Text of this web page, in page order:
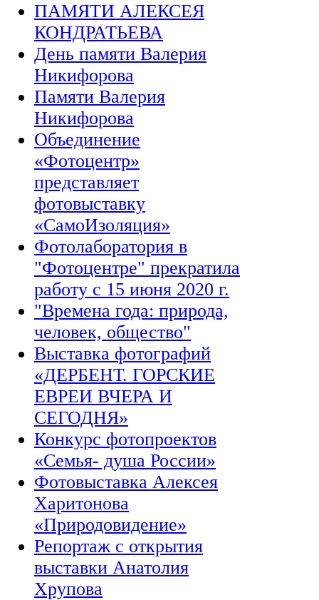
ПАМЯТИ АЛЕКСЕЯ
КОНДРАТЬЕВА
День памяти Валерия
Никифорова
Памяти Валерия
Никифорова
Объединение
«Фотоцентр»
представляет
фотовыставку
«СамоИзоляция»
Фотолаборатория в
"Фотоцентре" прекратила
работу с 15 июня 2020 г.
"Времена года: природа,
человек, общество"
Выставка фотографий
«ДЕРБЕНТ. ГОРСКИЕ
ЕВРЕИ ВЧЕРА И
СЕГОДНЯ»
Конкурс фотопроектов
«Семья- душа России»
Фотовыставка Алексея
Харитонова
«Природовидение»
Репортаж с открытия
выставки Анатолия
Хрупова